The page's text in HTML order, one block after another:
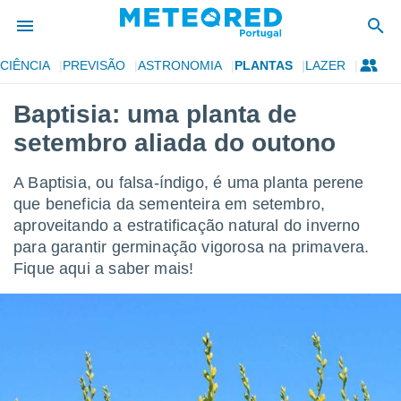
da
foi
para
fornecidas
a este
das
CIÊNCIA PREVISÃO ASTRONOMIA PLANTAS LAZER
Baptisia: uma planta de
setembro aliada do outono
A Baptisia, ou falsa-índigo, é uma planta perene
que beneficia da sementeira em setembro,
aproveitando a estratificação natural do inverno
para garantir germinação vigorosa na primavera.
Fique aqui a saber mais!